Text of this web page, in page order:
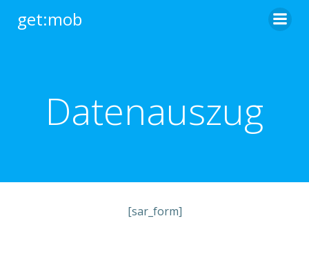
get:mob
Datenauszug
[sar_form]